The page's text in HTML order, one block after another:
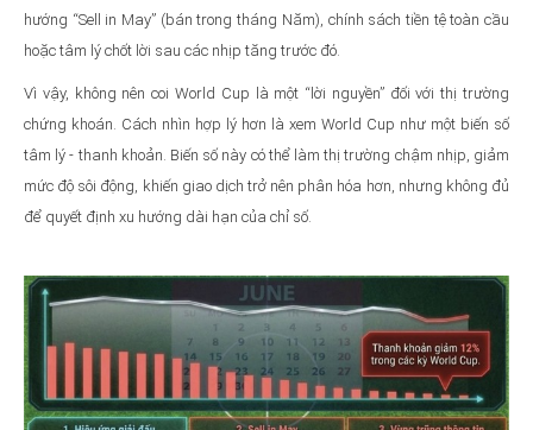
hướng “Sell in May” (bán trong tháng Năm), chính sách tiền tệ toàn cầu
hoặc tâm lý chốt lời sau các nhịp tăng trước đó.
Vì vậy, không nên coi World Cup là một “lời nguyền” đối với thị trường
chứng khoán. Cách nhìn hợp lý hơn là xem World Cup như một biến số
tâm lý - thanh khoản. Biến số này có thể làm thị trường chậm nhịp, giảm
mức độ sôi động, khiến giao dịch trở nên phân hóa hơn, nhưng không đủ
để quyết định xu hướng dài hạn của chỉ số.